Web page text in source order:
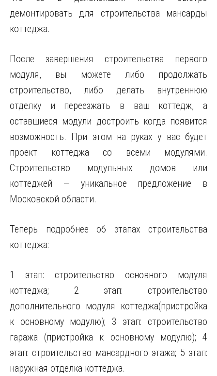
демонтировать для строительства мансарды
коттеджа.
После завершения строительства первого
модуля, вы можете либо продолжать
строительство, либо делать внутреннюю
отделку и переезжать в ваш коттедж, а
оставшиеся модули достроить когда появится
возможность. При этом на руках у вас будет
проект коттеджа со всеми модулями.
Строительство модульных домов или
коттеджей — уникальное предложение в
Московской области.
Теперь подробнее об этапах строительства
коттеджа:
1 этап: строительство основного модуля
коттеджа; 2 этап: строительство
дополнительного модуля коттеджа(пристройка
к основному модулю); 3 этап: строительство
гаража (пристройка к основному модулю); 4
этап: строительство мансардного этажа; 5 этап:
наружная отделка коттеджа.